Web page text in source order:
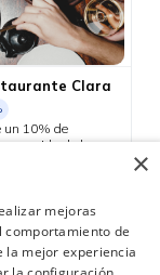
Clara
un 10% de
comida de lunes
×
mejoras
comportamiento de
la mejor experiencia